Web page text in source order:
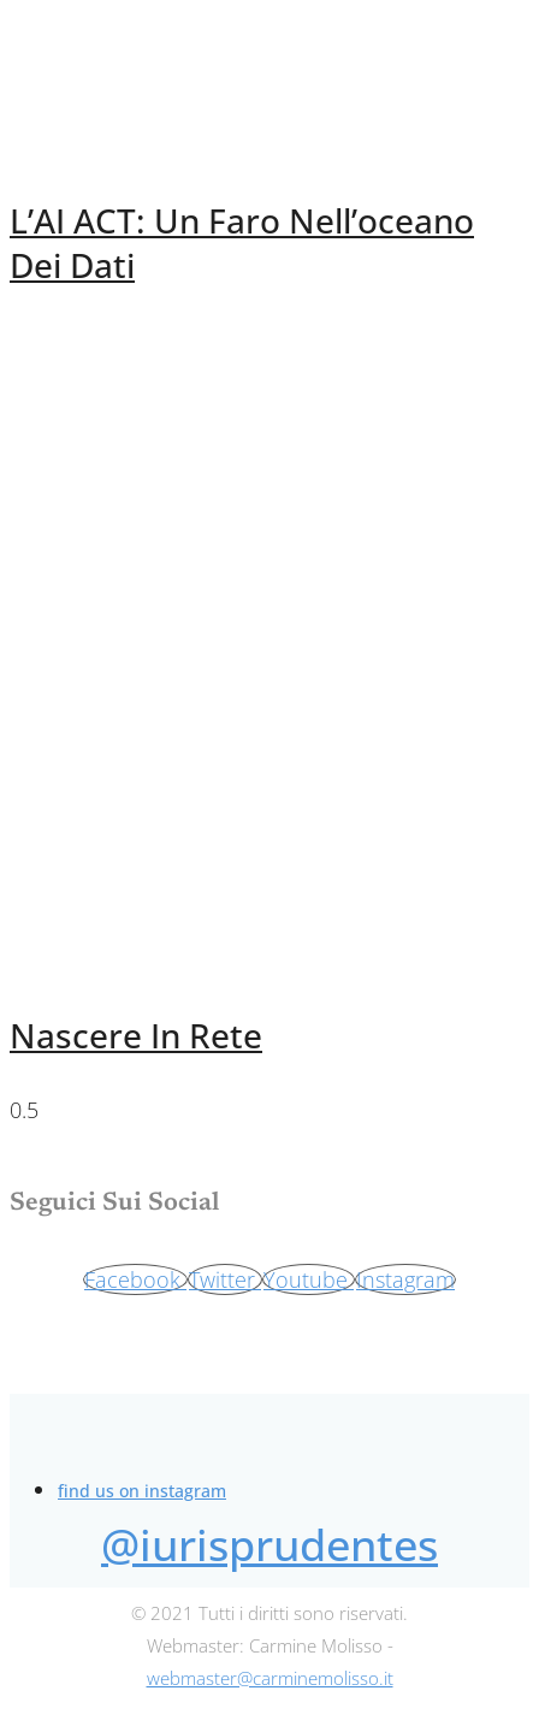
L’AI ACT: Un Faro Nell’oceano
Dei Dati
Nascere In Rete
Seguici Sui Social
Facebook Twitter Youtube Instagram
find us on instagram
@iurisprudentes
© 2021 Tutti i diritti sono riservati.
Webmaster: Carmine Molisso -
webmaster@carminemolisso.it